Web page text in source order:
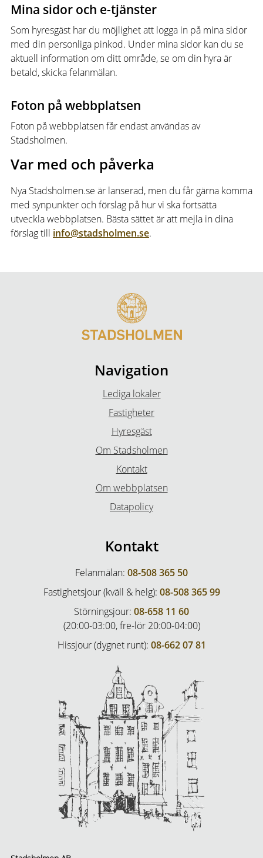
Mina sidor och e-tjänster
Som hyresgäst har du möjlighet att logga in på mina sidor
med din personliga pinkod. Under mina sidor kan du se
aktuell information om ditt område, se om din hyra är
betald, skicka felanmälan.
Foton på webbplatsen
Foton på webbplatsen får endast användas av
Stadsholmen.
Var med och påverka
Nya Stadsholmen.se är lanserad, men du får gärna komma
med synpunkter och förslag på hur vi ska fortsätta
utveckla webbplatsen. Bästa sättet är att mejla in dina
förslag till info@stadsholmen.se.
Navigation
Lediga lokaler
Fastigheter
Hyresgäst
Om Stadsholmen
Kontakt
Om webbplatsen
Datapolicy
Kontakt
Felanmälan: 08-508 365 50
Fastighetsjour (kväll & helg): 08-508 365 99
Störningsjour: 08-658 11 60
(20:00-03:00, fre-lör 20:00-04:00)
Hissjour (dygnet runt): 08-662 07 81